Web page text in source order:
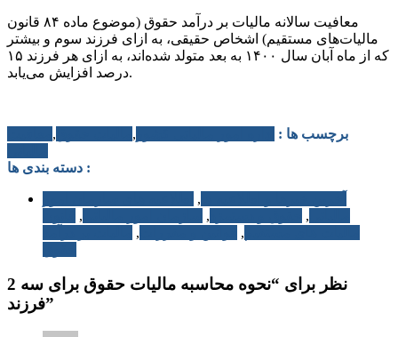
معافیت سالانه مالیات بر درآمد حقوق (موضوع ماده ۸۴ قانون
مالیات‌های مستقیم) اشخاص حقیقی، به ازای فرزند سوم و بیشتر
که از ماه آبان سال ۱۴۰۰ به بعد متولد شده‌اند، به ازای هر فرزند ۱۵
درصد افزایش می‌یابد.
برچسب ها : ,
,
دسته بندی ها :
,
,
,
,
,
,
2 نظر برای “نحوه محاسبه مالیات حقوق برای سه
فرزند”